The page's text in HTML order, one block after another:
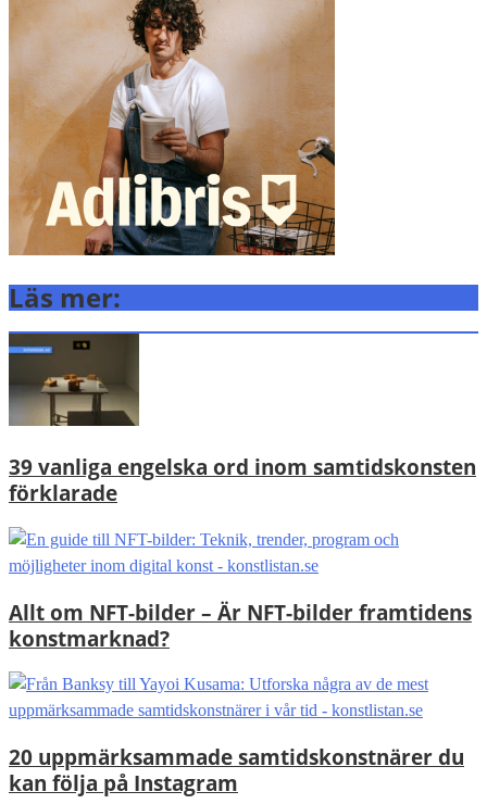
Läs mer:
39 vanliga engelska ord inom samtidskonsten
förklarade
Allt om NFT-bilder – Är NFT-bilder framtidens
konstmarknad?
20 uppmärksammade samtidskonstnärer du
kan följa på Instagram